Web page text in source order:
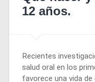
12 años.
Recientes
salud oral en los
favorece una vida